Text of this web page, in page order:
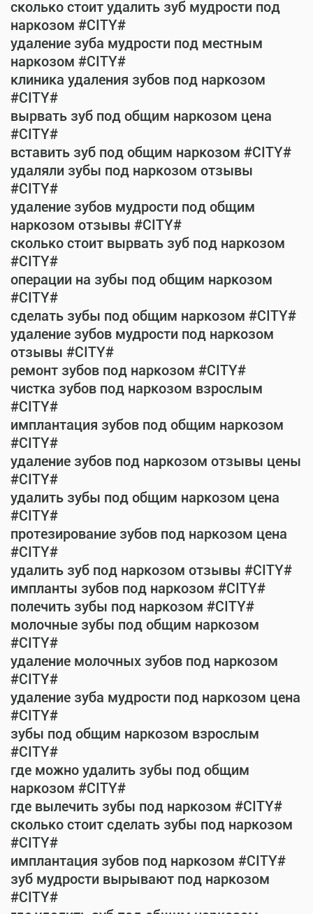
сколько стоит удалить зуб мудрости под
наркозом #CITY#
удаление зуба мудрости под местным
наркозом #CITY#
клиника удаления зубов под наркозом
#CITY#
вырвать зуб под общим наркозом цена
#CITY#
вставить зуб под общим наркозом #CITY#
удаляли зубы под наркозом отзывы
#CITY#
удаление зубов мудрости под общим
наркозом отзывы #CITY#
сколько стоит вырвать зуб под наркозом
#CITY#
операции на зубы под общим наркозом
#CITY#
сделать зубы под общим наркозом #CITY#
удаление зубов мудрости под наркозом
отзывы #CITY#
ремонт зубов под наркозом #CITY#
чистка зубов под наркозом взрослым
#CITY#
имплантация зубов под общим наркозом
#CITY#
удаление зубов под наркозом отзывы цены
#CITY#
удалить зубы под общим наркозом цена
#CITY#
протезирование зубов под наркозом цена
#CITY#
удалить зуб под наркозом отзывы #CITY#
импланты зубов под наркозом #CITY#
полечить зубы под наркозом #CITY#
молочные зубы под общим наркозом
#CITY#
удаление молочных зубов под наркозом
#CITY#
удаление зуба мудрости под наркозом цена
#CITY#
зубы под общим наркозом взрослым
#CITY#
где можно удалить зубы под общим
наркозом #CITY#
где вылечить зубы под наркозом #CITY#
сколько стоит сделать зубы под наркозом
#CITY#
имплантация зубов под наркозом #CITY#
зуб мудрости вырывают под наркозом
#CITY#